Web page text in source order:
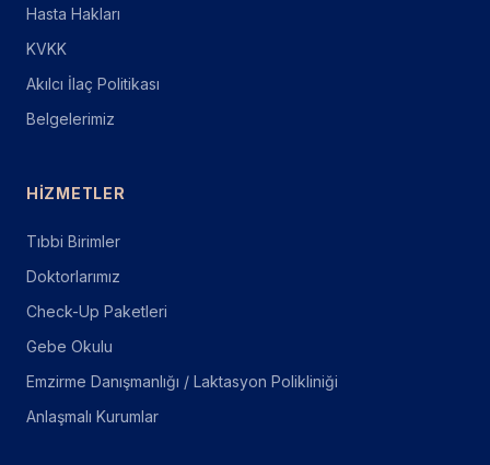
Hasta Hakları
KVKK
Akılcı İlaç Politikası
Belgelerimiz
HIZMETLER
Tıbbi Birimler
Doktorlarımız
Check-Up Paketleri
Gebe Okulu
Emzirme Danışmanlığı / Laktasyon Polikliniği
Anlaşmalı Kurumlar